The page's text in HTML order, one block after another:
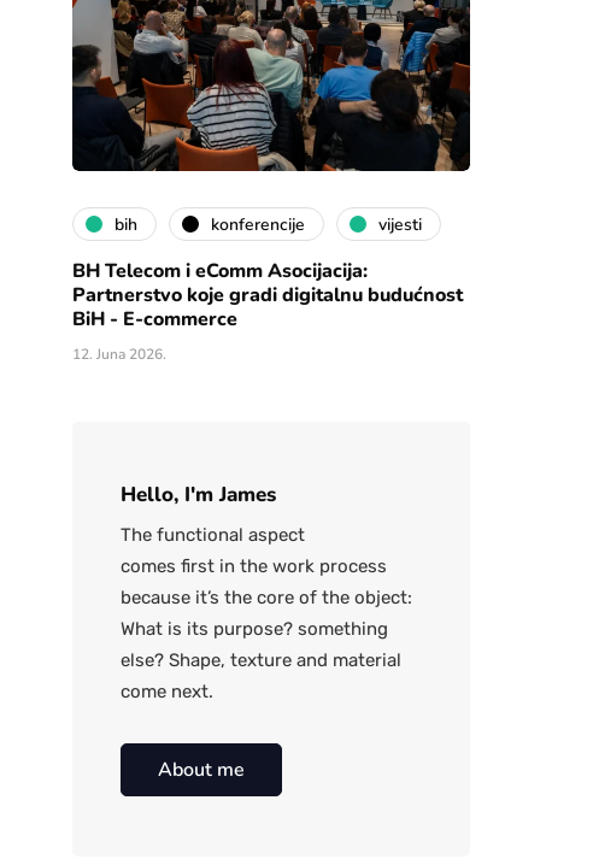
bih konferencije vijesti
BH Telecom i eComm Asocijacija:
Partnerstvo koje gradi digitalnu budućnost
BiH - E-commerce
12. Juna 2026.
Hello, I'm James
The functional aspect
comes first in the work process
because it’s the core of the object:
What is its purpose? something
else? Shape, texture and material
come next.
About me